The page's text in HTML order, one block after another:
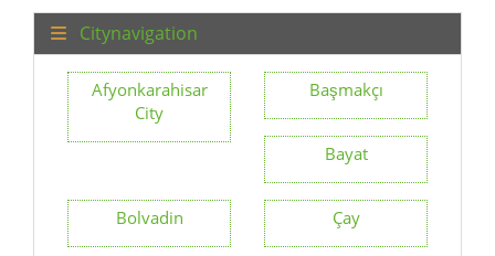
Citynavigation
Afyonkarahisar
City
Başmakçı
Bayat
Bolvadin Çay